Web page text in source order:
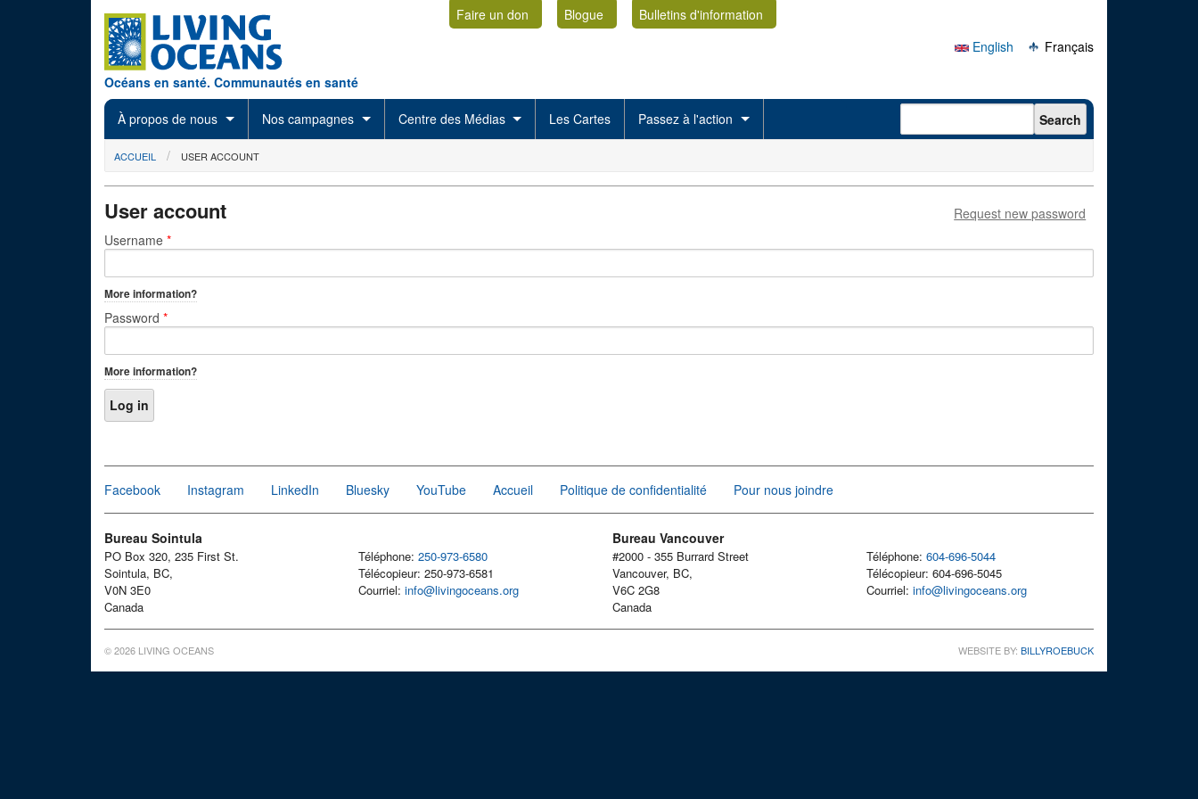
Océans en santé. Communautés en santé
Faire un don Blogue
Bulletins d'information
English
Français
À propos de nous Nos campagnes Centre des Médias Les Cartes Passez à l'action Search form Search
You are here
ACCUEIL USER ACCOUNT
User account
Primary tabs
Request new password
Username *
More information?
Password *
More information?
Facebook Instagram LinkedIn Bluesky YouTube Accueil Politique de confidentialité Pour nous joindre
Bureau Sointula
PO Box 320, 235 First St.
Sointula, BC,
V0N 3E0
Canada
Téléphone: 250-973-6580
Télécopieur: 250-973-6581
Courriel: info@livingoceans.org
Bureau Vancouver
#2000 - 355 Burrard Street
Vancouver, BC,
V6C 2G8
Canada
Téléphone: 604-696-5044
Télécopieur: 604-696-5045
Courriel: info@livingoceans.org
© 2026 LIVING OCEANS WEBSITE BY: BILLYROEBUCK